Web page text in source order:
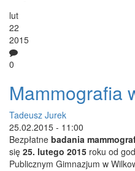
lut
22
2015
0
Mammografia
Tadeusz Jurek
25.02.2015 - 11:00
Bezpłatne badania
się 25. lutego 2015 roku od
Publicznym Gimnazjum w